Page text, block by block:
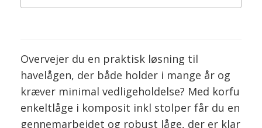
Overvejer du en praktisk løsning til
havelågen, der både holder i mange år og
kræver minimal vedligeholdelse? Med korfu
enkeltlåge i komposit inkl stolper får du en
gennemarbejdet og robust låge, der er klar